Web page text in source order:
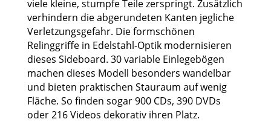
viele kleine, stumpfe Teile zerspringt. Zusätzlich
verhindern die abgerundeten Kanten jegliche
Verletzungsgefahr. Die formschönen
Relinggriffe in Edelstahl-Optik modernisieren
dieses Sideboard. 30 variable Einlegebögen
machen dieses Modell besonders wandelbar
und bieten praktischen Stauraum auf wenig
Fläche. So finden sogar 900 CDs, 390 DVDs
oder 216 Videos dekorativ ihren Platz.